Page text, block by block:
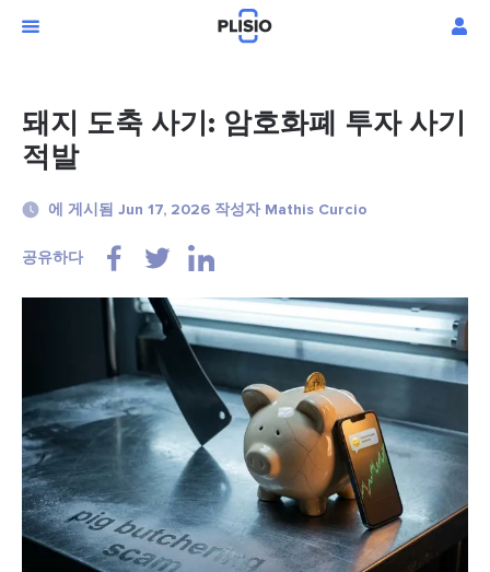
돼지 도축 사기: 암호화폐 투자 사기
적발
에 게시됨 Jun 17, 2026 작성자 Mathis Curcio
공유하다